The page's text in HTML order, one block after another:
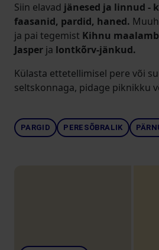
Siin elavad jänesed ja linnud -
faasanid, pardid, haned.
ja pai tegemist Kihnu
Jasper ja lontkõrv-jänkud.
Külasta ettetellimisel pere või
seltskonnaga, pidage piknikku
PARGID PERESÕBRALIK